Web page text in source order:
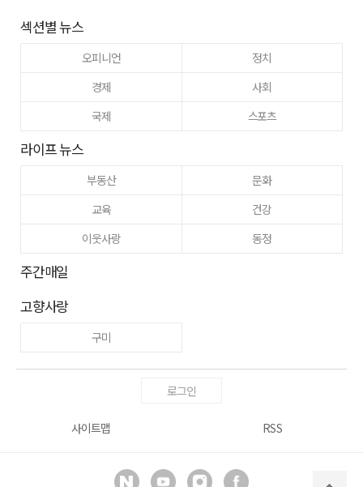
섹션별 뉴스
오피니언
정치
경제
사회
국제
스포츠
라이프 뉴스
부동산
문화
교육
건강
이웃사랑
동정
주간매일
고향사랑
구미
로그인
사이트맵 RSS